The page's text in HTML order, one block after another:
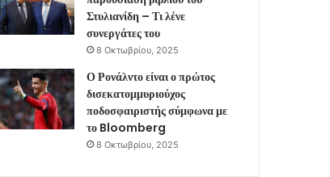
Στυλιανίδη – Τι λένε
συνεργάτες του
8 Οκτωβρίου, 2025
Ο Ρονάλντο είναι ο πρώτος
δισεκατομμυριούχος
ποδοσφαιριστής σύμφωνα με
το Bloomberg
8 Οκτωβρίου, 2025